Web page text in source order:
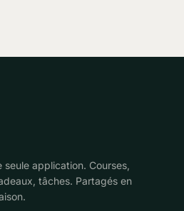
application. Courses,
tâches. Partagés en